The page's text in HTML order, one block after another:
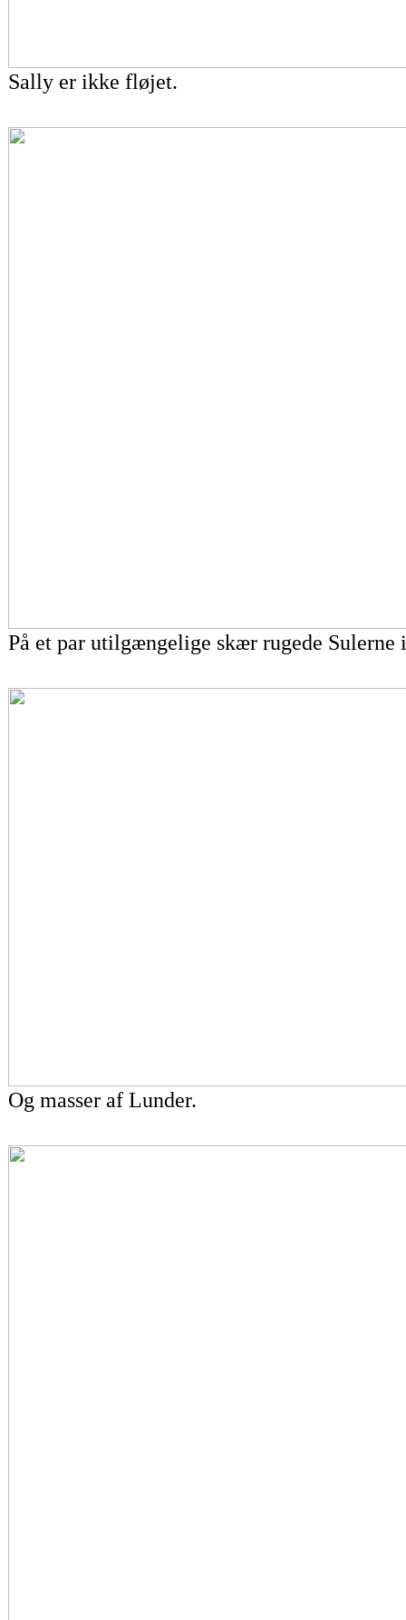
Sally er ikke fløjet.
På et par utilgængelige skær rugede Sulerne
Og masser af Lunder.